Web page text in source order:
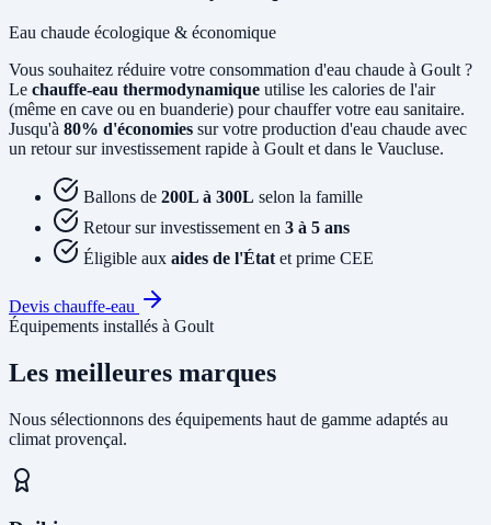
Eau chaude écologique & économique
Vous souhaitez réduire votre consommation d'eau chaude à Goult ?
Le chauffe-eau thermodynamique utilise les calories de l'air
(même en cave ou en buanderie) pour chauffer votre eau sanitaire.
Jusqu'à 80% d'économies sur votre production d'eau chaude avec
un retour sur investissement rapide à Goult et dans le Vaucluse.
Ballons de 200L à 300L selon la famille
Retour sur investissement en 3 à 5 ans
Éligible aux aides de l'État et prime CEE
Devis chauffe-eau
Équipements installés à Goult
Les meilleures marques
Nous sélectionnons des équipements haut de gamme adaptés au
climat provençal.